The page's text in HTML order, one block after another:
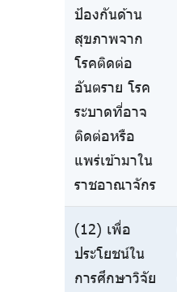
ป้องกันด้าน
สุขภาพจาก
โรคติดต่อ
อันตราย โรค
ระบาดที่อาจ
ติดต่อหรือ
แพร่เข้ามาใน
ราชอาณาจักร
(12) เพื่อ
ประโยชน์ใน
การศึกษาวิจัย